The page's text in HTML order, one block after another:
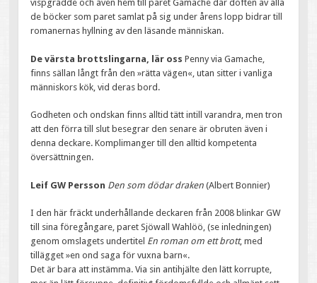
vispgrädde och även hem till paret Gamache där doften av alla
de böcker som paret samlat på sig under årens lopp bidrar till
romanernas hyllning av den läsande människan.
De värsta brottslingarna, lär oss Penny via Gamache,
finns sällan långt från den »rätta vägen«, utan sitter i vanliga
människors kök, vid deras bord.
Godheten och ondskan finns alltid tätt intill varandra, men tron
att den förra till slut besegrar den senare är obruten även i
denna deckare. Komplimanger till den alltid kompetenta
översättningen.
Leif GW Persson Den som dödar draken (Albert Bonnier)
I den här fräckt underhållande deckaren från 2008 blinkar GW
till sina föregångare, paret Sjöwall Wahlöö, (se inledningen)
genom omslagets undertitel En roman om ett brott, med
tillägget »en ond saga för vuxna barn«.
Det är bara att instämma. Via sin antihjälte den lätt korrupte,